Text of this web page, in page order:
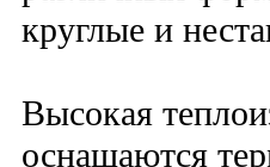
круглые и
Высокая
оснащаются